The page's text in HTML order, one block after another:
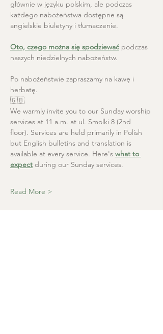
głównie w języku polskim, ale podczas
każdego nabożeństwa dostępne są
angielskie biuletyny i tłumaczenie.
Oto, czego można się spodziewać podczas
naszych niedzielnych nabożeństw.
Po nabożeństwie zapraszamy na kawę i
herbatę.
🇬🇧
We warmly invite you to our Sunday worship
services at 11 a.m. at ul. Smolki 8 (2nd
floor). Services are held primarily in Polish
but English bulletins and translation is
available at every service. Here's what to
expect during our Sunday services.
Read More >